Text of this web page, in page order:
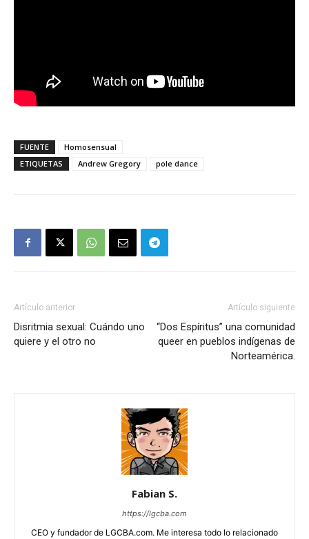
FUENTE
Homosensual
ETIQUETAS
Andrew Gregory pole dance
Artículo anterior
Disritmia sexual: Cuándo uno
quiere y el otro no
Artículo siguiente
“Dos Espíritus” una comunidad
queer en pueblos indígenas de
Norteamérica.
Fabian S.
https://lgcba.com
CEO y fundador de LGCBA.com. Me interesa todo lo relacionado